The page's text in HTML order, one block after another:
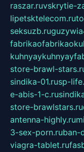
raszar.ruvskrytie-
lipetsktelecom.ru
seksuzb.ru
store-brawl-
sindika-01.rusp-
e-abis-1-c.ru
store-brawlstars.ru
antenna-highly.ru
3-sex-porn.ruban-
viagra-tablet.ru